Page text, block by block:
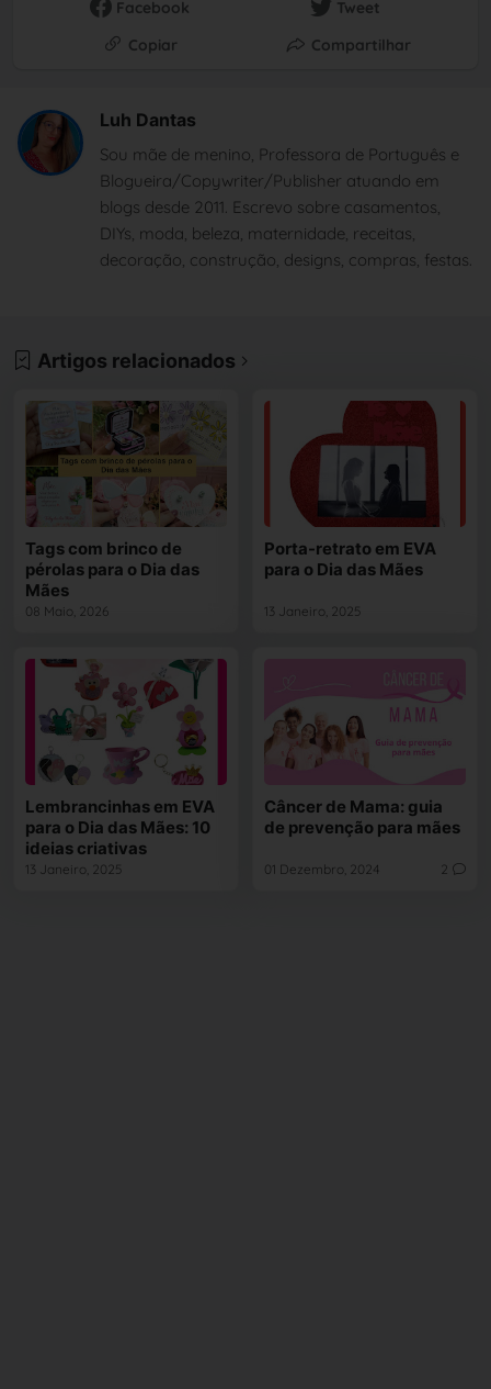
Facebook
Tweet
Copiar
Compartilhar
Luh Dantas
Sou mãe de menino, Professora de Português e
Blogueira/Copywriter/Publisher atuando em
blogs desde 2011. Escrevo sobre casamentos,
DIYs, moda, beleza, maternidade, receitas,
decoração, construção, designs, compras, festas.
Artigos relacionados
Tags com brinco de
pérolas para o Dia das
Mães
08 Maio, 2026
Porta-retrato em EVA
para o Dia das Mães
13 Janeiro, 2025
Lembrancinhas em EVA
para o Dia das Mães: 10
ideias criativas
13 Janeiro, 2025
Câncer de Mama: guia
de prevenção para mães
01 Dezembro, 2024 2